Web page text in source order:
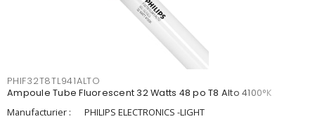
PHIF32T8TL941ALTO
Ampoule Tube Fluorescent 32 Watts 48 po T8 Alto 4100°K
Manufacturier :
PHILIPS ELECTRONICS -LIGHT